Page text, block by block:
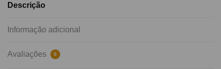
Descrição
Informação adicional
Avaliações 0